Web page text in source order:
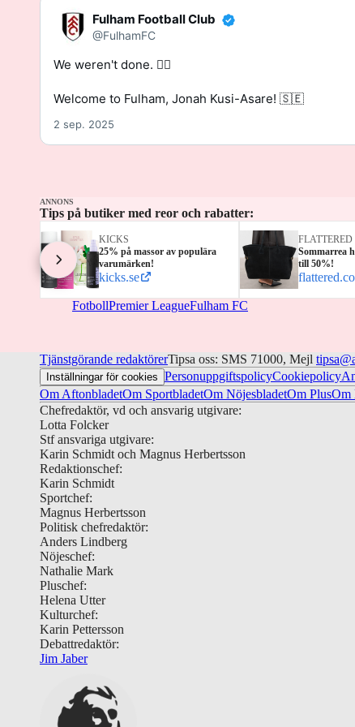
Fulham Football Club
@FulhamFC
We weren't done. 🙅‍♂️
Welcome to Fulham, Jonah Kusi-Asare! 🇸🇪
2 sep. 2025
ANNONS
Tips på butiker med reor och rabatter:
KICKS
25% på massor av populära
varumärken!
kicks.se
FLATTERED
Sommarrea
till 50%!
FotbollPremier LeagueFulham FC
Tjänstgörande redaktörerTipsa oss: SMS 71000, Mejl
Inställningar för cookies PersonuppgiftspolicyCookiepolicy
Om AftonbladetOm SportbladetOm NöjesbladetOm PlusOm
Chefredaktör, vd och ansvarig utgivare:
Lotta Folcker
Stf ansvariga utgivare:
Karin Schmidt och Magnus Herbertsson
Redaktionschef:
Karin Schmidt
Sportchef:
Magnus Herbertsson
Politisk chefredaktör:
Anders Lindberg
Nöjeschef:
Nathalie Mark
Pluschef:
Helena Utter
Kulturchef:
Karin Pettersson
Debattredaktör:
Jim Jaber